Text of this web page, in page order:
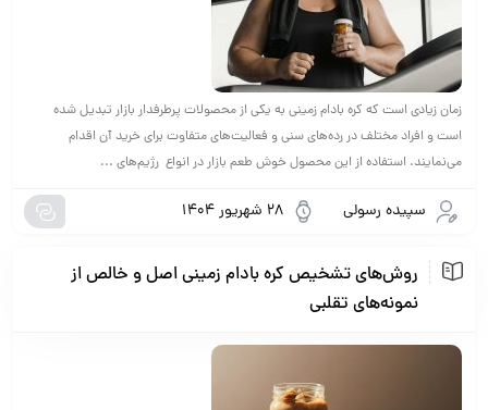
زمان زیادی است که کره بادام زمینی به یکی از محصولات پرطرفدار بازار تبدیل شده
است و افراد مختلف در رده‌های سنی و فعالیت‌های متفاوت برای خرید آن اقدام
می‌نمایند. استفاده از این محصول خوش طعم بازار در انواع رژیم‌های ...
سپیده رسولی 28 شهریور 1404
روش‌های تشخیص کره بادام زمینی اصل و خالص از
نمونه‌های تقلبی